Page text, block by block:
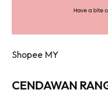
Shopee MY
CENDAWAN